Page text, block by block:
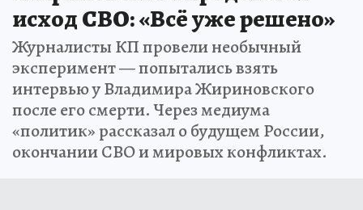
исход СВО: «Всё уже решено»
Журналисты КП провели необычный
эксперимент — попытались взять
интервью у Владимира Жириновского
после его смерти. Через медиума
«политик» рассказал о будущем России,
окончании СВО и мировых конфликтах.